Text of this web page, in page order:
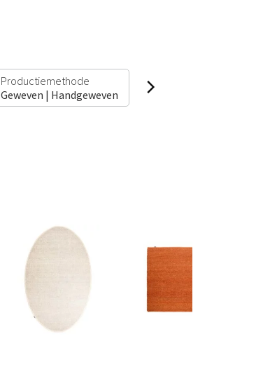
Productiemethode
Geweven | Handgeweven